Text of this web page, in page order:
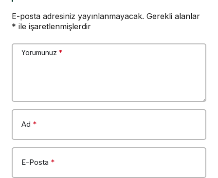
E-posta adresiniz yayınlanmayacak. Gerekli alanlar
* ile işaretlenmişlerdir
Yorumunuz *
Ad *
E-Posta *